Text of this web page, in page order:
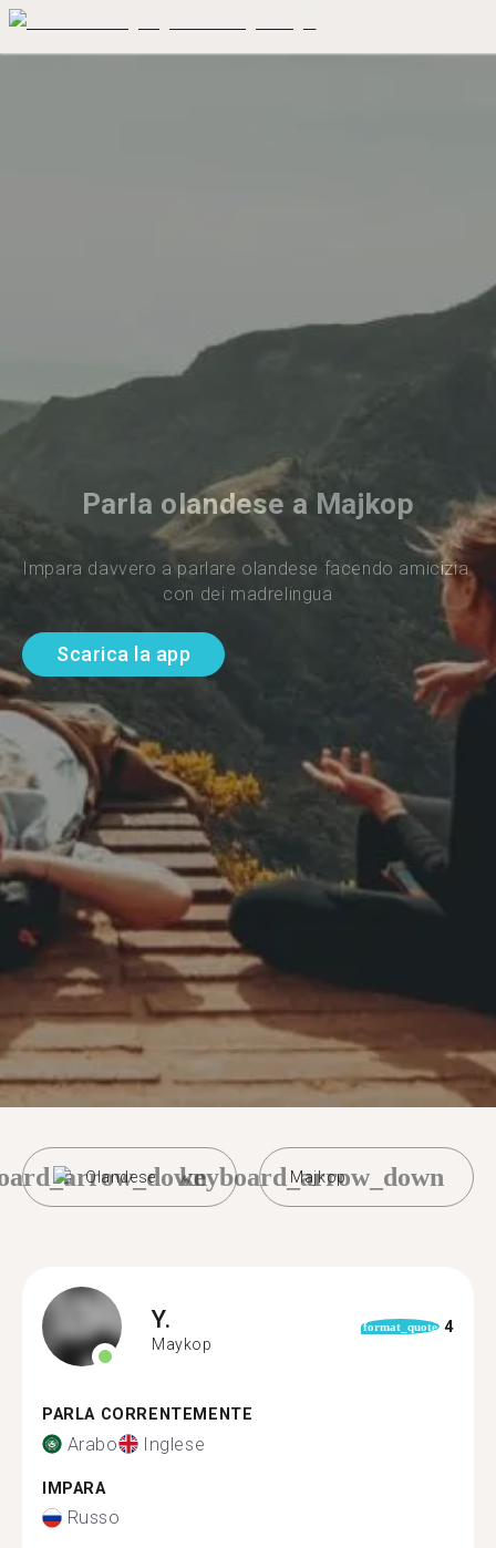
Parla olandese a Majkop
Impara davvero a parlare olandese facendo amicizia
con dei madrelingua
Scarica la app
Olandese Majkop
keyboard_arrow_down
Y.
Maykop
format_quote 4
PARLA CORRENTEMENTE
Arabo Inglese
IMPARA
Russo